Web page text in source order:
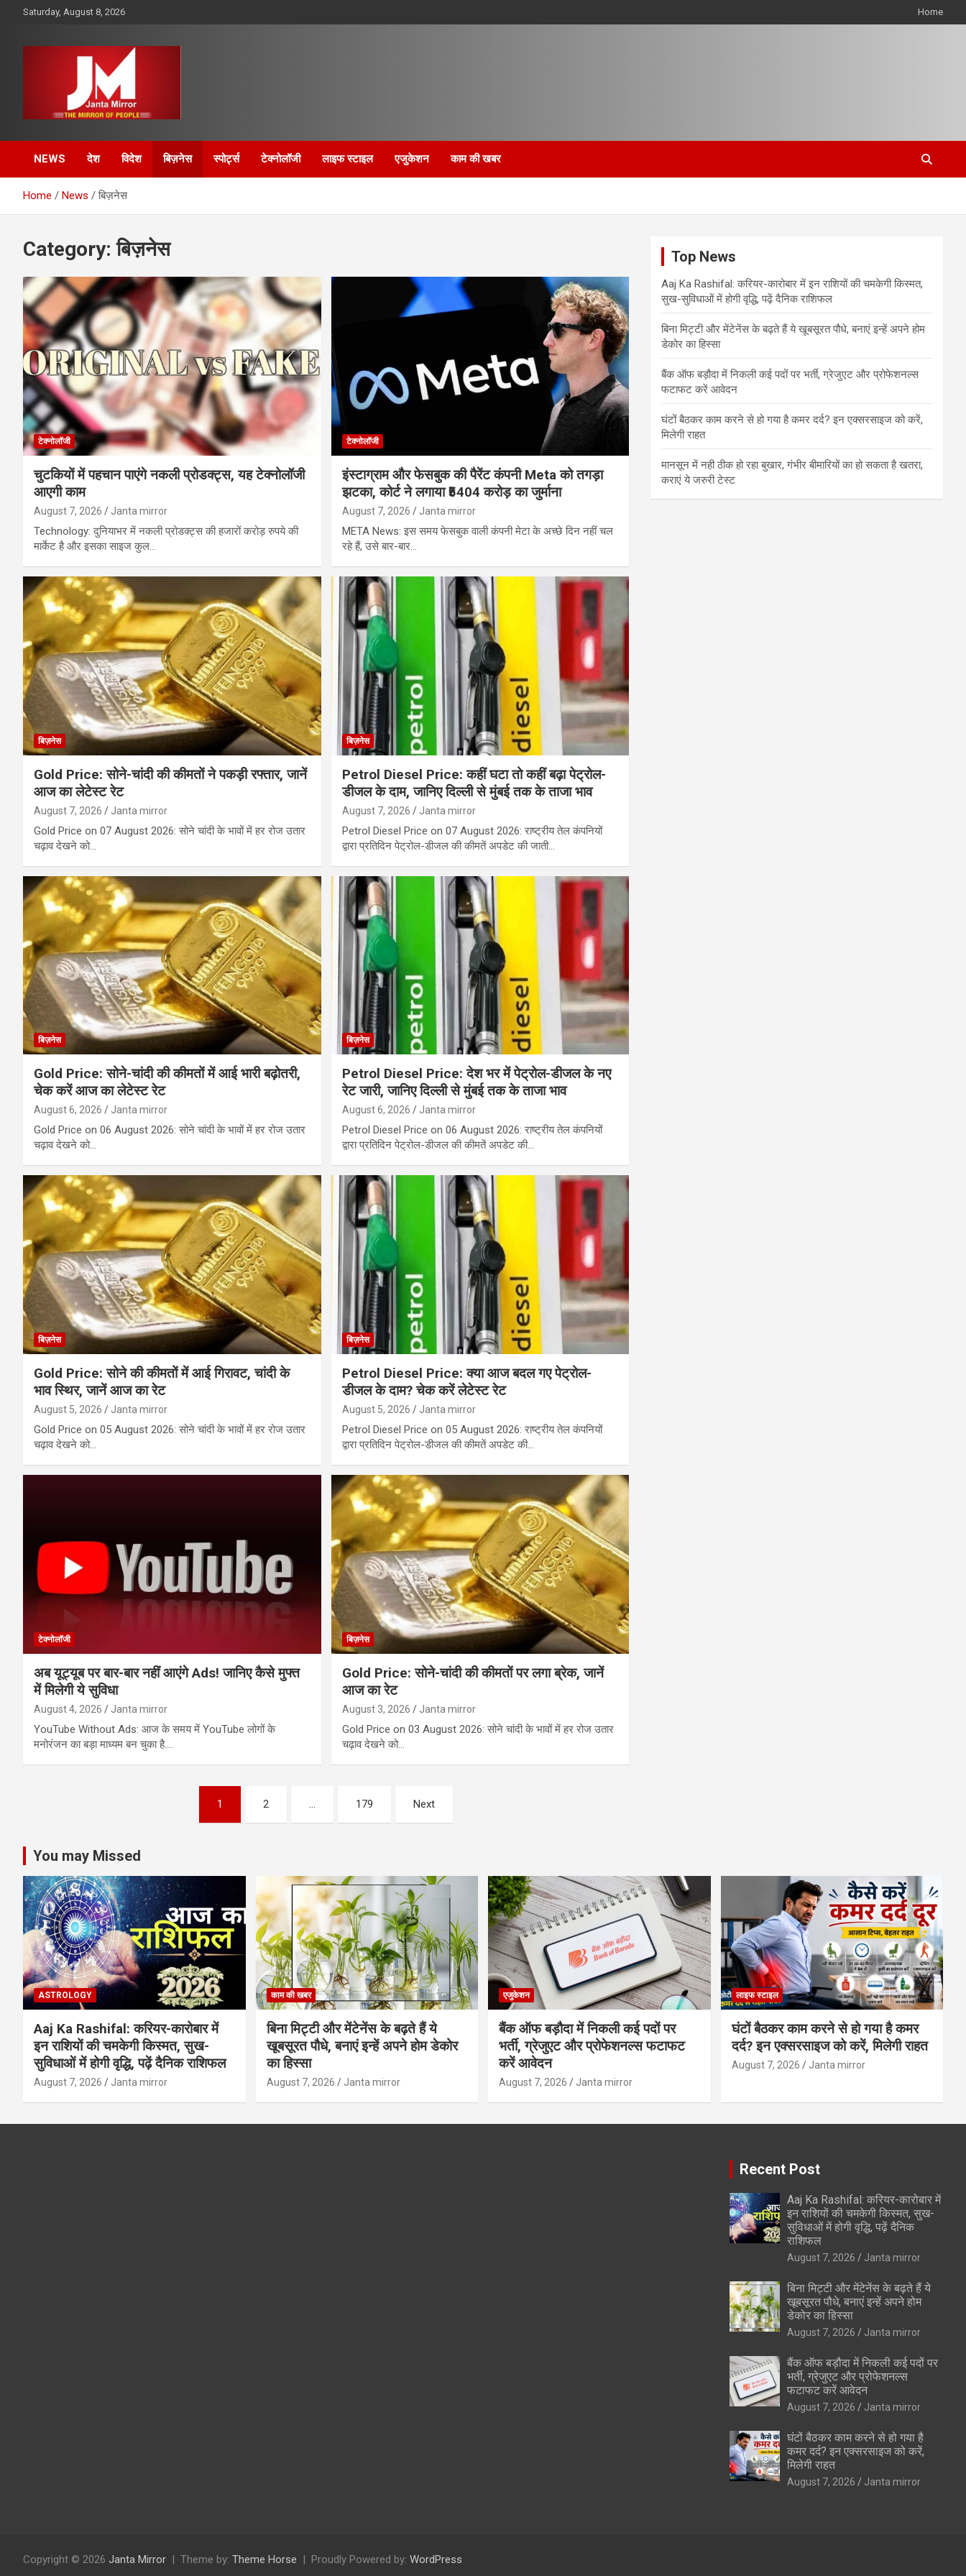
Saturday, August 8, 2026 Home
Janta Mirror
NEWS देश विदेश बिज़नेस स्पोर्ट्स टेक्नोलॉजी लाइफ स्टाइल एजुकेशन काम की खबर
Home News बिज़नेस
Category:बिज़नेस
टेक्नोलॉजी
चुटकियों में पहचान पाएंगे नकली प्रोडक्ट्स, यह टेक्नोलॉजी
आएगी काम
August 7, 2026 Janta mirror
Technology: दुनियाभर में नकली प्रोडक्ट्स की हजारों करोड़ रुपये की
मार्केट है और इसका साइज कुल…
टेक्नोलॉजी
इंस्टाग्राम और फेसबुक की पैरेंट कंपनी Meta को तगड़ा
झटका, कोर्ट ने लगाया ₹5404 करोड़ का जुर्माना
August 7, 2026 Janta mirror
META News: इस समय फेसबुक वाली कंपनी मेटा के अच्छे दिन नहीं चल
रहे हैं, उसे बार-बार…
बिज़नेस
Gold Price: सोने-चांदी की कीमतों ने पकड़ी रफ्तार, जानें
आज का लेटेस्ट रेट
August 7, 2026 Janta mirror
Gold Price on 07 August 2026: सोने चांदी के भावों में हर रोज उतार
चढ़ाव देखने को…
बिज़नेस
Petrol Diesel Price: कहीं घटा तो कहीं बढ़ा पेट्रोल-
डीजल के दाम, जानिए दिल्ली से मुंबई तक के ताजा भाव
August 7, 2026 Janta mirror
Petrol Diesel Price on 07 August 2026: राष्ट्रीय तेल कंपनियों
द्वारा प्रतिदिन पेट्रोल-डीजल की कीमतें अपडेट की जाती…
बिज़नेस
Gold Price: सोने-चांदी की कीमतों में आई भारी बढ़ोतरी,
चेक करें आज का लेटेस्ट रेट
August 6, 2026 Janta mirror
Gold Price on 06 August 2026: सोने चांदी के भावों में हर रोज उतार
चढ़ाव देखने को…
बिज़नेस
Petrol Diesel Price: देश भर में पेट्रोल-डीजल के नए
रेट जारी, जानिए दिल्ली से मुंबई तक के ताजा भाव
August 6, 2026 Janta mirror
Petrol Diesel Price on 06 August 2026: राष्ट्रीय तेल कंपनियों
द्वारा प्रतिदिन पेट्रोल-डीजल की कीमतें अपडेट की…
बिज़नेस
Gold Price: सोने की कीमतों में आई गिरावट, चांदी के
भाव स्थिर, जानें आज का रेट
August 5, 2026 Janta mirror
Gold Price on 05 August 2026: सोने चांदी के भावों में हर रोज उतार
चढ़ाव देखने को…
बिज़नेस
Petrol Diesel Price: क्या आज बदल गए पेट्रोल-
डीजल के दाम? चेक करें लेटेस्ट रेट
August 5, 2026 Janta mirror
Petrol Diesel Price on 05 August 2026: राष्ट्रीय तेल कंपनियों
द्वारा प्रतिदिन पेट्रोल-डीजल की कीमतें अपडेट की…
टेक्नोलॉजी
अब यूट्यूब पर बार-बार नहीं आएंगे Ads! जानिए कैसे मुफ्त
में मिलेगी ये सुविधा
August 4, 2026 Janta mirror
YouTube Without Ads: आज के समय में YouTube लोगों के
मनोरंजन का बड़ा माध्यम बन चुका है.…
बिज़नेस
Gold Price: सोने-चांदी की कीमतों पर लगा ब्रेक, जानें
आज का रेट
August 3, 2026 Janta mirror
Gold Price on 03 August 2026: सोने चांदी के भावों में हर रोज उतार
चढ़ाव देखने को…
1 2 … 179 Next
Top News
Aaj Ka Rashifal: करियर-कारोबार में इन राशियों की चमकेगी किस्मत,
सुख-सुविधाओं में होगी वृद्धि, पढ़ें दैनिक राशिफल
बिना मिट्टी और मेंटेनेंस के बढ़ते हैं ये खूबसूरत पौधे, बनाएं इन्‍हें अपने होम
डेकोर का हिस्‍सा
बैंक ऑफ बड़ौदा में निकली कई पदों पर भर्ती, ग्रेजुएट और प्रोफेशनल्स
फटाफट करें आवेदन
घंटों बैठकर काम करने से हो गया है कमर दर्द? इन एक्सरसाइज को करें,
मिलेगी राहत
मानसून में नही ठीक हो रहा बुखार, गंभीर बीमारियों का हो सकता है खतरा,
कराएं ये जरुरी टेस्ट
You may Missed
ASTROLOGY
Aaj Ka Rashifal: करियर-कारोबार में
इन राशियों की चमकेगी किस्मत, सुख-
सुविधाओं में होगी वृद्धि, पढ़ें दैनिक राशिफल
August 7, 2026 Janta mirror
काम की खबर
बिना मिट्टी और मेंटेनेंस के बढ़ते हैं ये
खूबसूरत पौधे, बनाएं इन्‍हें अपने होम डेकोर
का हिस्‍सा
August 7, 2026 Janta mirror
एजुकेशन
बैंक ऑफ बड़ौदा में निकली कई पदों पर
भर्ती, ग्रेजुएट और प्रोफेशनल्स फटाफट
करें आवेदन
August 7, 2026 Janta mirror
लाइफ स्टाइल
घंटों बैठकर काम करने से हो गया है कमर
दर्द? इन एक्सरसाइज को करें, मिलेगी राहत
August 7, 2026 Janta mirror
Recent Post
Aaj Ka Rashifal: करियर-कारोबार में
इन राशियों की चमकेगी किस्मत, सुख-
सुविधाओं में होगी वृद्धि, पढ़ें दैनिक
राशिफल
August 7, 2026 Janta mirror
बिना मिट्टी और मेंटेनेंस के बढ़ते हैं ये
खूबसूरत पौधे, बनाएं इन्‍हें अपने होम
डेकोर का हिस्‍सा
August 7, 2026 Janta mirror
बैंक ऑफ बड़ौदा में निकली कई पदों पर
भर्ती, ग्रेजुएट और प्रोफेशनल्स
फटाफट करें आवेदन
August 7, 2026 Janta mirror
घंटों बैठकर काम करने से हो गया है
कमर दर्द? इन एक्सरसाइज को करें,
मिलेगी राहत
August 7, 2026 Janta mirror
Copyright © 2026 Janta Mirror Theme by: Theme Horse Proudly Powered by: WordPress